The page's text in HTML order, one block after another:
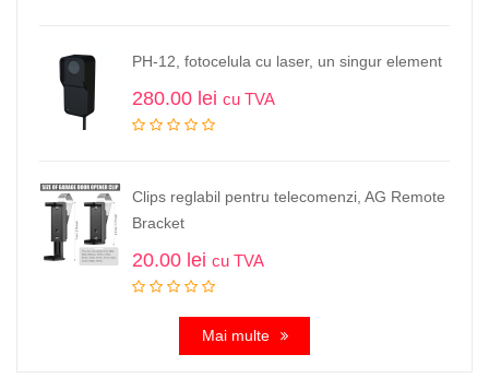
PH-12, fotocelula cu laser, un singur element
280.00 lei cu TVA
Clips reglabil pentru telecomenzi, AG Remote
Bracket
20.00 lei cu TVA
Mai multe